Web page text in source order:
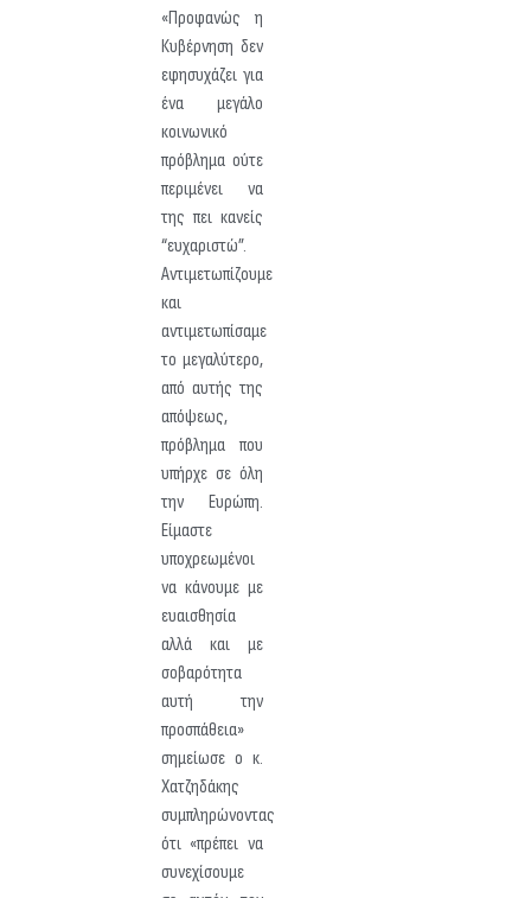
«Προφανώς η
Κυβέρνηση δεν
εφησυχάζει για
ένα μεγάλο
κοινωνικό
πρόβλημα ούτε
περιμένει να
της πει κανείς
“ευχαριστώ”.
Αντιμετωπίζουμε
και
αντιμετωπίσαμε
το μεγαλύτερο,
από αυτής της
απόψεως,
πρόβλημα που
υπήρχε σε όλη
την Ευρώπη.
Είμαστε
υποχρεωμένοι
να κάνουμε με
ευαισθησία
αλλά και με
σοβαρότητα
αυτή την
προσπάθεια»
σημείωσε ο κ.
Χατζηδάκης
συμπληρώνοντας
ότι «πρέπει να
συνεχίσουμε